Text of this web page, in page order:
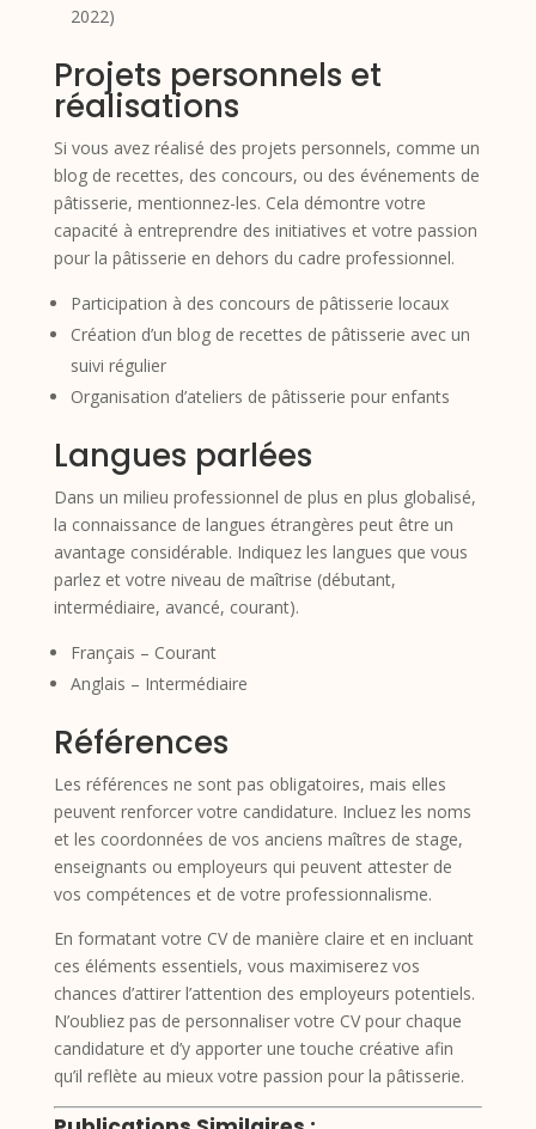
2022)
Projets personnels et
réalisations
Si vous avez réalisé des projets personnels, comme un
blog de recettes, des concours, ou des événements de
pâtisserie, mentionnez-les. Cela démontre votre
capacité à entreprendre des initiatives et votre passion
pour la pâtisserie en dehors du cadre professionnel.
Participation à des concours de pâtisserie locaux
Création d’un blog de recettes de pâtisserie avec un
suivi régulier
Organisation d’ateliers de pâtisserie pour enfants
Langues parlées
Dans un milieu professionnel de plus en plus globalisé,
la connaissance de langues étrangères peut être un
avantage considérable. Indiquez les langues que vous
parlez et votre niveau de maîtrise (débutant,
intermédiaire, avancé, courant).
Français – Courant
Anglais – Intermédiaire
Références
Les références ne sont pas obligatoires, mais elles
peuvent renforcer votre candidature. Incluez les noms
et les coordonnées de vos anciens maîtres de stage,
enseignants ou employeurs qui peuvent attester de
vos compétences et de votre professionnalisme.
En formatant votre CV de manière claire et en incluant
ces éléments essentiels, vous maximiserez vos
chances d’attirer l’attention des employeurs potentiels.
N’oubliez pas de personnaliser votre CV pour chaque
candidature et d’y apporter une touche créative afin
qu’il reflète au mieux votre passion pour la pâtisserie.